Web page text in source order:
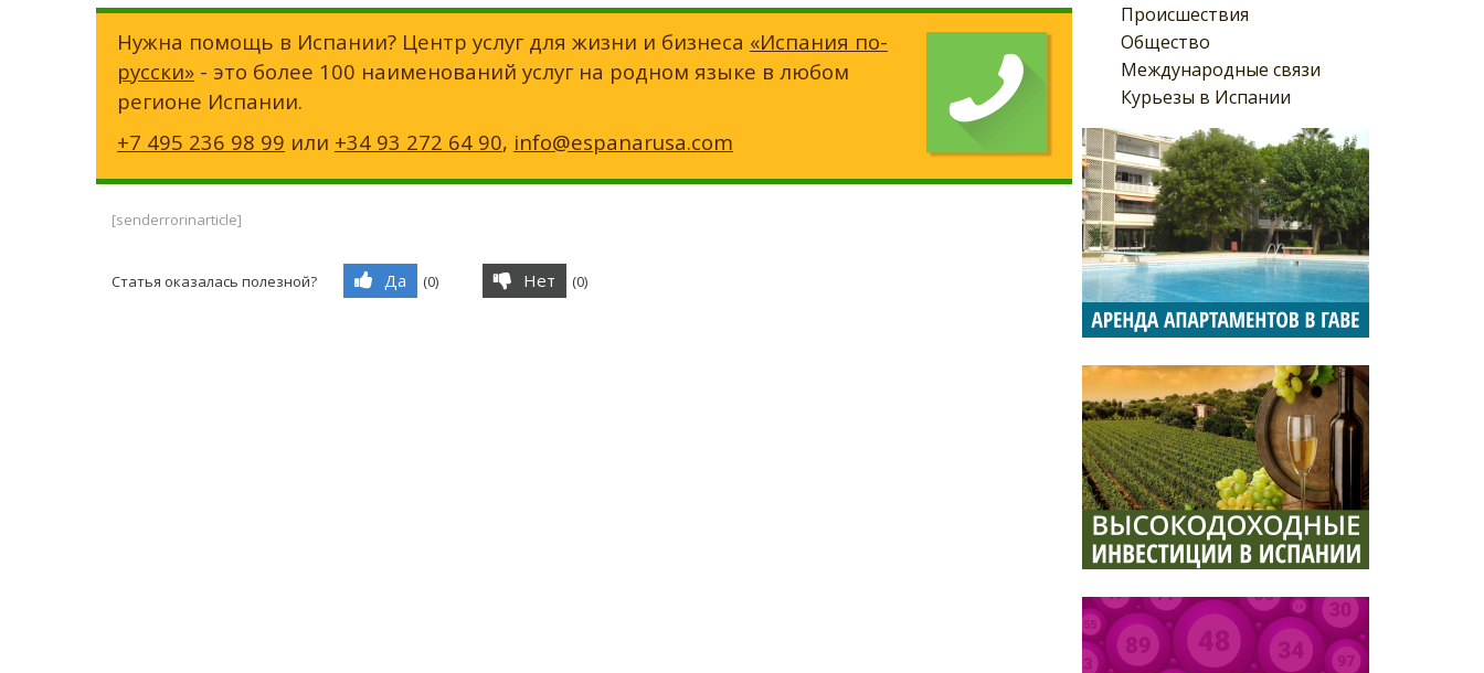
Происшествия
Общество
Международные связи
Курьезы в Испании
Нужна помощь в Испании? Центр услуг для жизни и бизнеса «Испания по-
русски» - это более 100 наименований услуг на родном языке в любом
регионе Испании.
+7 495 236 98 99 или +34 93 272 64 90, info@espanarusa.com
[senderrorinarticle]
Статья оказалась полезной? Да (0) Нет (0)